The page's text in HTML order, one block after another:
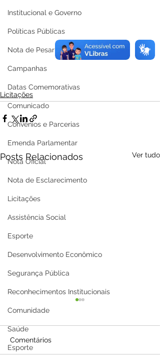
Institucional e Governo
Políticas Públicas
Nota de Pesar
Campanhas
Datas Comemorativas
Comunicado
Convênios e Parcerias
Emenda Parlamentar
Nota Oficial
Nota de Esclarecimento
Licitações
Assistência Social
Esporte
Desenvolvimento Econômico
Segurança Pública
Reconhecimentos Institucionais
Comunidade
Saúde
Esporte
Licitações
Posts Relacionados Ver tudo
Comentários